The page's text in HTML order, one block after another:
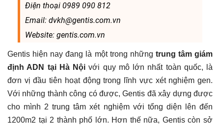
Điện thoại 0989 090 812
Email: dvkh@gentis.com.vn
Website: gentis.com.vn
Gentis hiện nay đang là một trong những trung tâm giám
định ADN tại Hà Nội với quy mô lớn nhất toàn quốc, là
đơn vị đầu tiên hoạt động trong lĩnh vực xét nghiệm gen.
Với những thành công có được, Gentis đã xây dựng được
cho mình 2 trung tâm xét nghiệm với tổng diện lên đến
1200m2 tại 2 thành phố lớn. Hơn thế nữa, Gentis còn sở